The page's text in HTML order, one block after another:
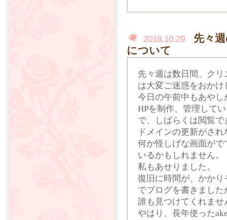
2018.10.29
先々
について
先々週は数日間、ク
は大変ご迷惑をおかけ
今日の午前中もあやし
HPを制作、管理して
で、しばらくは閲覧で
ドメインの更新がさ
何か怪しげな画面が
いるかもしれません。
私もあせりました。
復旧に時間が、かか
でブログを書きました
誰も見つけてくれませ
やはり、長年使った